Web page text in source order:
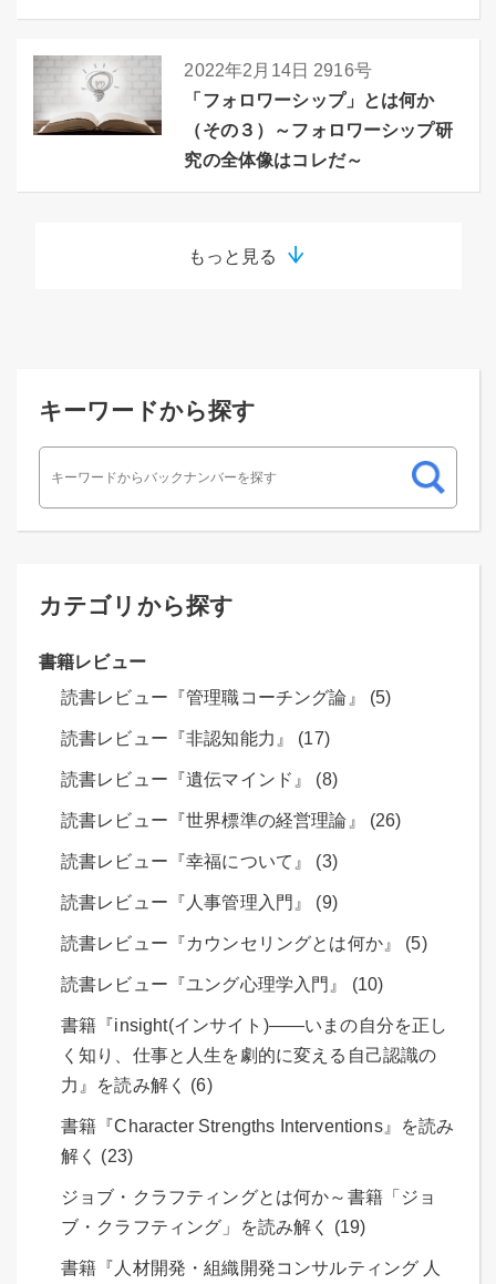
2022年2月14日 2916号
「フォロワーシップ」とは何か
（その３）～フォロワーシップ研
究の全体像はコレだ～
もっと見る
キーワードから探す
カテゴリから探す
書籍レビュー
読書レビュー『管理職コーチング論』 (5)
読書レビュー『非認知能力』 (17)
読書レビュー『遺伝マインド』 (8)
読書レビュー『世界標準の経営理論』 (26)
読書レビュー『幸福について』 (3)
読書レビュー『人事管理入門』 (9)
読書レビュー『カウンセリングとは何か』 (5)
読書レビュー『ユング心理学入門』 (10)
書籍『insight(インサイト)――いまの自分を正し
く知り、仕事と人生を劇的に変える自己認識の
力』を読み解く (6)
書籍『Character Strengths Interventions』を読み
解く (23)
ジョブ・クラフティングとは何か～書籍「ジョ
ブ・クラフティング」を読み解く (19)
書籍『人材開発・組織開発コンサルティング 人